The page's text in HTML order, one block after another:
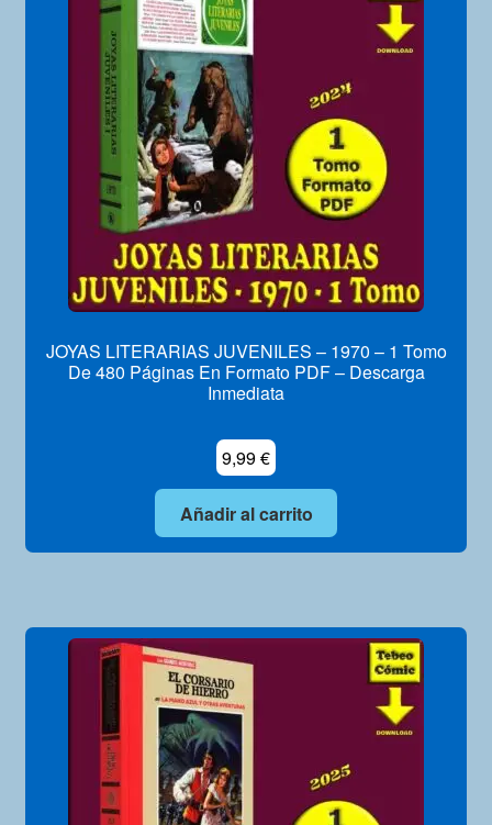
JOYAS LITERARIAS JUVENILES – 1970 – 1 Tomo
De 480 Páginas En Formato PDF – Descarga
Inmediata
9,99€
Añadir al carrito